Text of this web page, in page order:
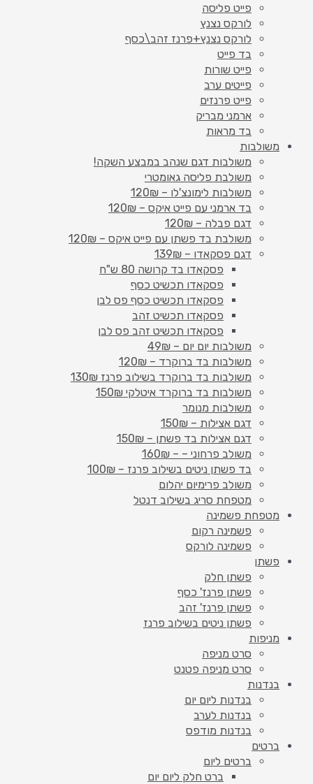
פייט פליסה
לורקס נצנץ
לורקס נצנץ+פרנז זהב\כסף
בד פייט
פייט שורות
פייטים ערב
פייט פרנזים
ארמני מבריק
בד מראות
משולבות
משולבות דגם שנהב במבצע השקה!
משולבת פליסה גאומטרי
משולבות לימונצ'לו – 120₪
בד ארמני עם פייט איקס – 120₪
דגם פבלה – 120₪
משולבת בד פשתן עם פייט איקס – 120₪
דגם פסקאדו – 139₪
פסקאדו בד קרושה 80 ש"ח
פסקאדו תכשיט כסף
פסקאדו תכשיט כסף פס לבן
פסקאדו תכשיט זהב
פסקאדו תכשיט זהב פס לבן
משולבות יום יום – 49₪
משולבות בד ברוקרד – 120₪
משולבות בד ברוקרד בשילוב פרנז 130₪
משולבות בד ברוקרד איטלקי 150₪
משולבות מנומר
דגם אצילות – 150₪
דגם אצילות בד פשתן – 150₪
משולב פרחוני – – 160₪
בד פשתן ניטים בשילוב פרנז – 100₪
משולב פרימיום יהלום
מטפחת סריג בשילוב דנטל
מטפחת פשמינה
פשמינה רקום
פשמינה לורקס
פשתן
פשתן חלק
פשתן פרנז' כסף
פשתן פרנז' זהב
פשתן ניטים בשילוב פרנז
מניפות
סרט מניפה
סרט מניפה פטנט
בנדנות
בנדנות ליום יום
בנדנות לערב
בנדנות מודפס
ברטים
ברטים ליום
ברט חלק ליום יום